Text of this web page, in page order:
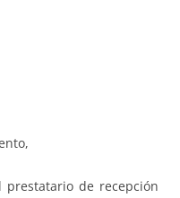
de recepción